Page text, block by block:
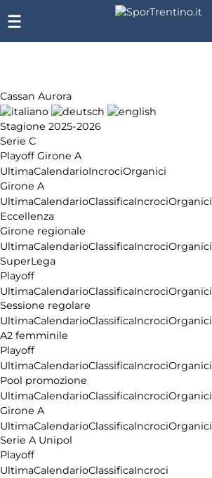
Cassan Aurora
Stagione 2025-2026
Serie C
Playoff Girone A
UltimaCalendarioIncrociOrganici
Girone A
UltimaCalendarioClassificaIncrociOrganici
Eccellenza
Girone regionale
UltimaCalendarioClassificaIncrociOrganici
SuperLega
Playoff
UltimaCalendarioClassificaIncrociOrganici
Sessione regolare
UltimaCalendarioClassificaIncrociOrganici
A2 femminile
Playoff
UltimaCalendarioClassificaIncrociOrganici
Pool promozione
UltimaCalendarioClassificaIncrociOrganici
Girone A
UltimaCalendarioClassificaIncrociOrganici
Serie A Unipol
Playoff
UltimaCalendarioClassificaIncroci
Chi
siamo